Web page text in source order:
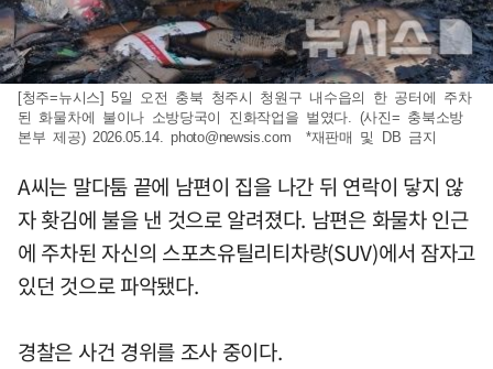
[청주=뉴시스] 5일 오전 충북 청주시 청원구 내수읍의 한 공터에 주차
된 화물차에 불이나 소방당국이 진화작업을 벌였다. (사진= 충북소방
본부 제공) 2026.05.14.photo@newsis.com *재판매 및 DB 금지
A씨는 말다툼 끝에 남편이 집을 나간 뒤 연락이 닿지 않
자 홧김에 불을 낸 것으로 알려졌다. 남편은 화물차 인근
에 주차된 자신의 스포츠유틸리티차량(SUV)에서 잠자고
있던 것으로 파악됐다.
경찰은 사건 경위를 조사 중이다.